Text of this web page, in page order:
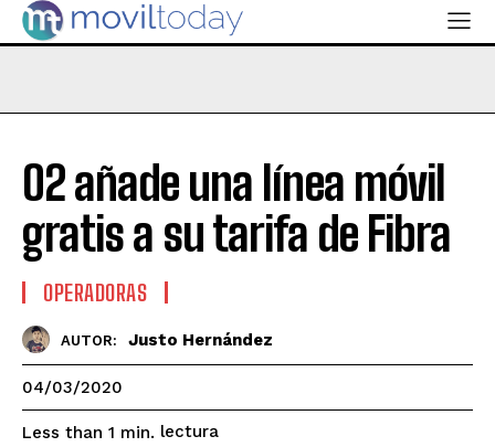
O2 añade una línea móvil
gratis a su tarifa de Fibra
OPERADORAS
AUTOR: Justo Hernández
04/03/2020
Less than 1 min. lectura